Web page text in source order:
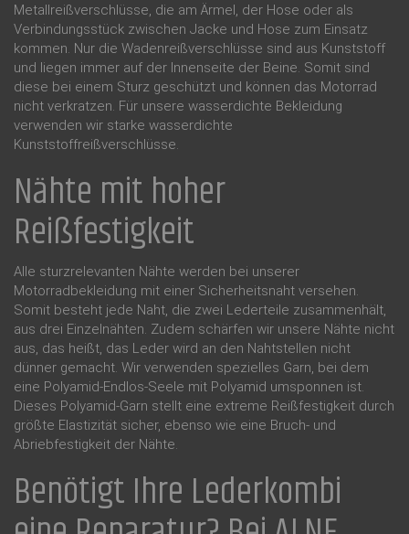
Metallreißverschlüsse, die am Ärmel, der Hose oder als
Verbindungsstück zwischen Jacke und Hose zum Einsatz
kommen. Nur die Wadenreißverschlüsse sind aus Kunststoff
und liegen immer auf der Innenseite der Beine. Somit sind
diese bei einem Sturz geschützt und können das Motorrad
nicht verkratzen. Für unsere wasserdichte Bekleidung
verwenden wir starke wasserdichte
Kunststoffreißverschlüsse.
Nähte mit hoher
Reißfestigkeit
Alle sturzrelevanten Nähte werden bei unserer
Motorradbekleidung mit einer Sicherheitsnaht versehen.
Somit besteht jede Naht, die zwei Lederteile zusammenhält,
aus drei Einzelnähten. Zudem schärfen wir unsere Nähte nicht
aus, das heißt, das Leder wird an den Nahtstellen nicht
dünner gemacht. Wir verwenden spezielles Garn, bei dem
eine Polyamid-Endlos-Seele mit Polyamid umsponnen ist.
Dieses Polyamid-Garn stellt eine extreme Reißfestigkeit durch
größte Elastizität sicher, ebenso wie eine Bruch- und
Abriebfestigkeit der Nähte.
Benötigt Ihre Lederkombi